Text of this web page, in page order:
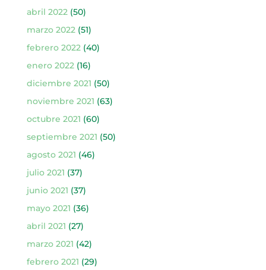
abril 2022(50)
marzo 2022(51)
febrero 2022(40)
enero 2022(16)
diciembre 2021 (50)
noviembre 2021 (63)
octubre 2021 (60)
septiembre 2021 (50)
agosto 2021 (46)
julio 2021 (37)
junio 2021 (37)
mayo 2021 (36)
abril 2021 (27)
marzo 2021 (42)
febrero 2021 (29)